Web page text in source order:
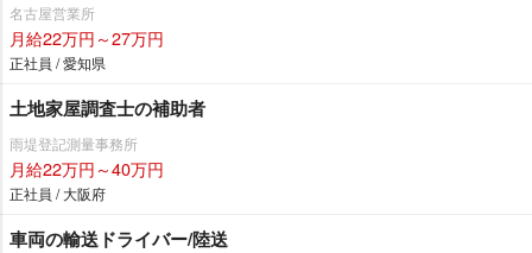
名古屋営業所
月給22万円～27万円
正社員 / 愛知県
土地家屋調査士の補助者
雨堤登記測量事務所
月給22万円～40万円
正社員 / 大阪府
車両の輸送ドライバー/陸送